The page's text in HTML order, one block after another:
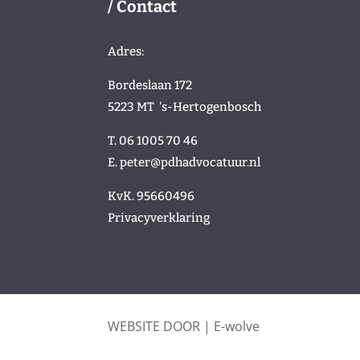
/ Contact
Adres:
Bordeslaan 172
5223 MT 's-Hertogenbosch
T. 06 1005 70 46
E.peter@pdhadvocatuur.nl
KvK.95660496
Privacyverklaring
WEBSITE DOOR | E-wolve